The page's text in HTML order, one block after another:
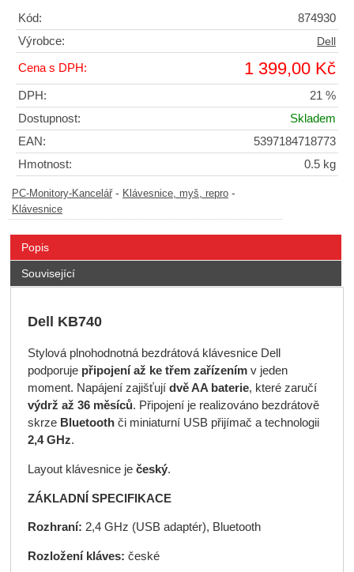
Kód:
874930
Výrobce:
Dell
Cena s DPH: 1 399,00 Kč
DPH:
21 %
Dostupnost:
Skladem
EAN:
5397184718773
Hmotnost:
0.5 kg
PC-Monitory-Kancelář- Klávesnice, myš, repro -
Klávesnice
Popis
Související
Dell KB740
Stylová plnohodnotná bezdrátová klávesnice Dell
podporuje připojení až ke třem zařízenímv jeden
moment. Napájení zajišťují dvě AA baterie, které zaručí
výdrž až 36 měsíců. Připojení je realizováno bezdrátově
skrze Bluetoothči miniaturní USB přijímač a technologii
2,4 GHz.
Layout klávesnice je český.
ZÁKLADNÍ SPECIFIKACE
Rozhraní: 2,4 GHz (USB adaptér), Bluetooth
Rozložení kláves: české